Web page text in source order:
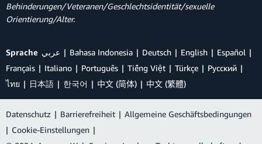
Behinderungen/Veteranen/Geschlechtsidentität/sexuelle
Orientierung/Alter.
Sprache عربي Bahasa Indonesia Deutsch English
Español
Français
Italiano Português Tiếng Việt Türkçe
Ρусский
ไทย
日本語 한국어 中文 (简体) 中文 (繁體)
Datenschutz | Barrierefreiheit | Allgemeine Geschäftsbedingungen
| Cookie-Einstellungen |